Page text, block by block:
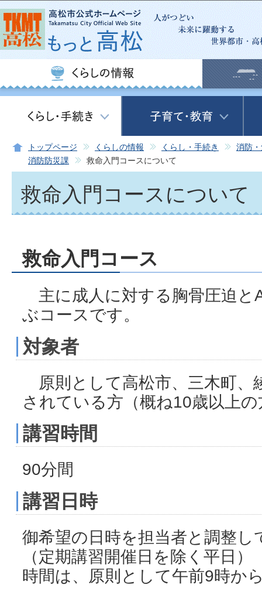
この
トップページ くらしの情報 くらし・手続き
消防
消防防災課
救命入門コースについて
救命入門コースについて
救命入門コース
主に成人に対する胸骨圧迫と
ぶコースです。
対象者
原則として高松市、三木町、
されている方（概ね10歳以上の
講習時間
90分間
講習日時
御希望の日時を担当者と調整し
（定期講習開催日を除く平日）
時間は、原則として午前9時か